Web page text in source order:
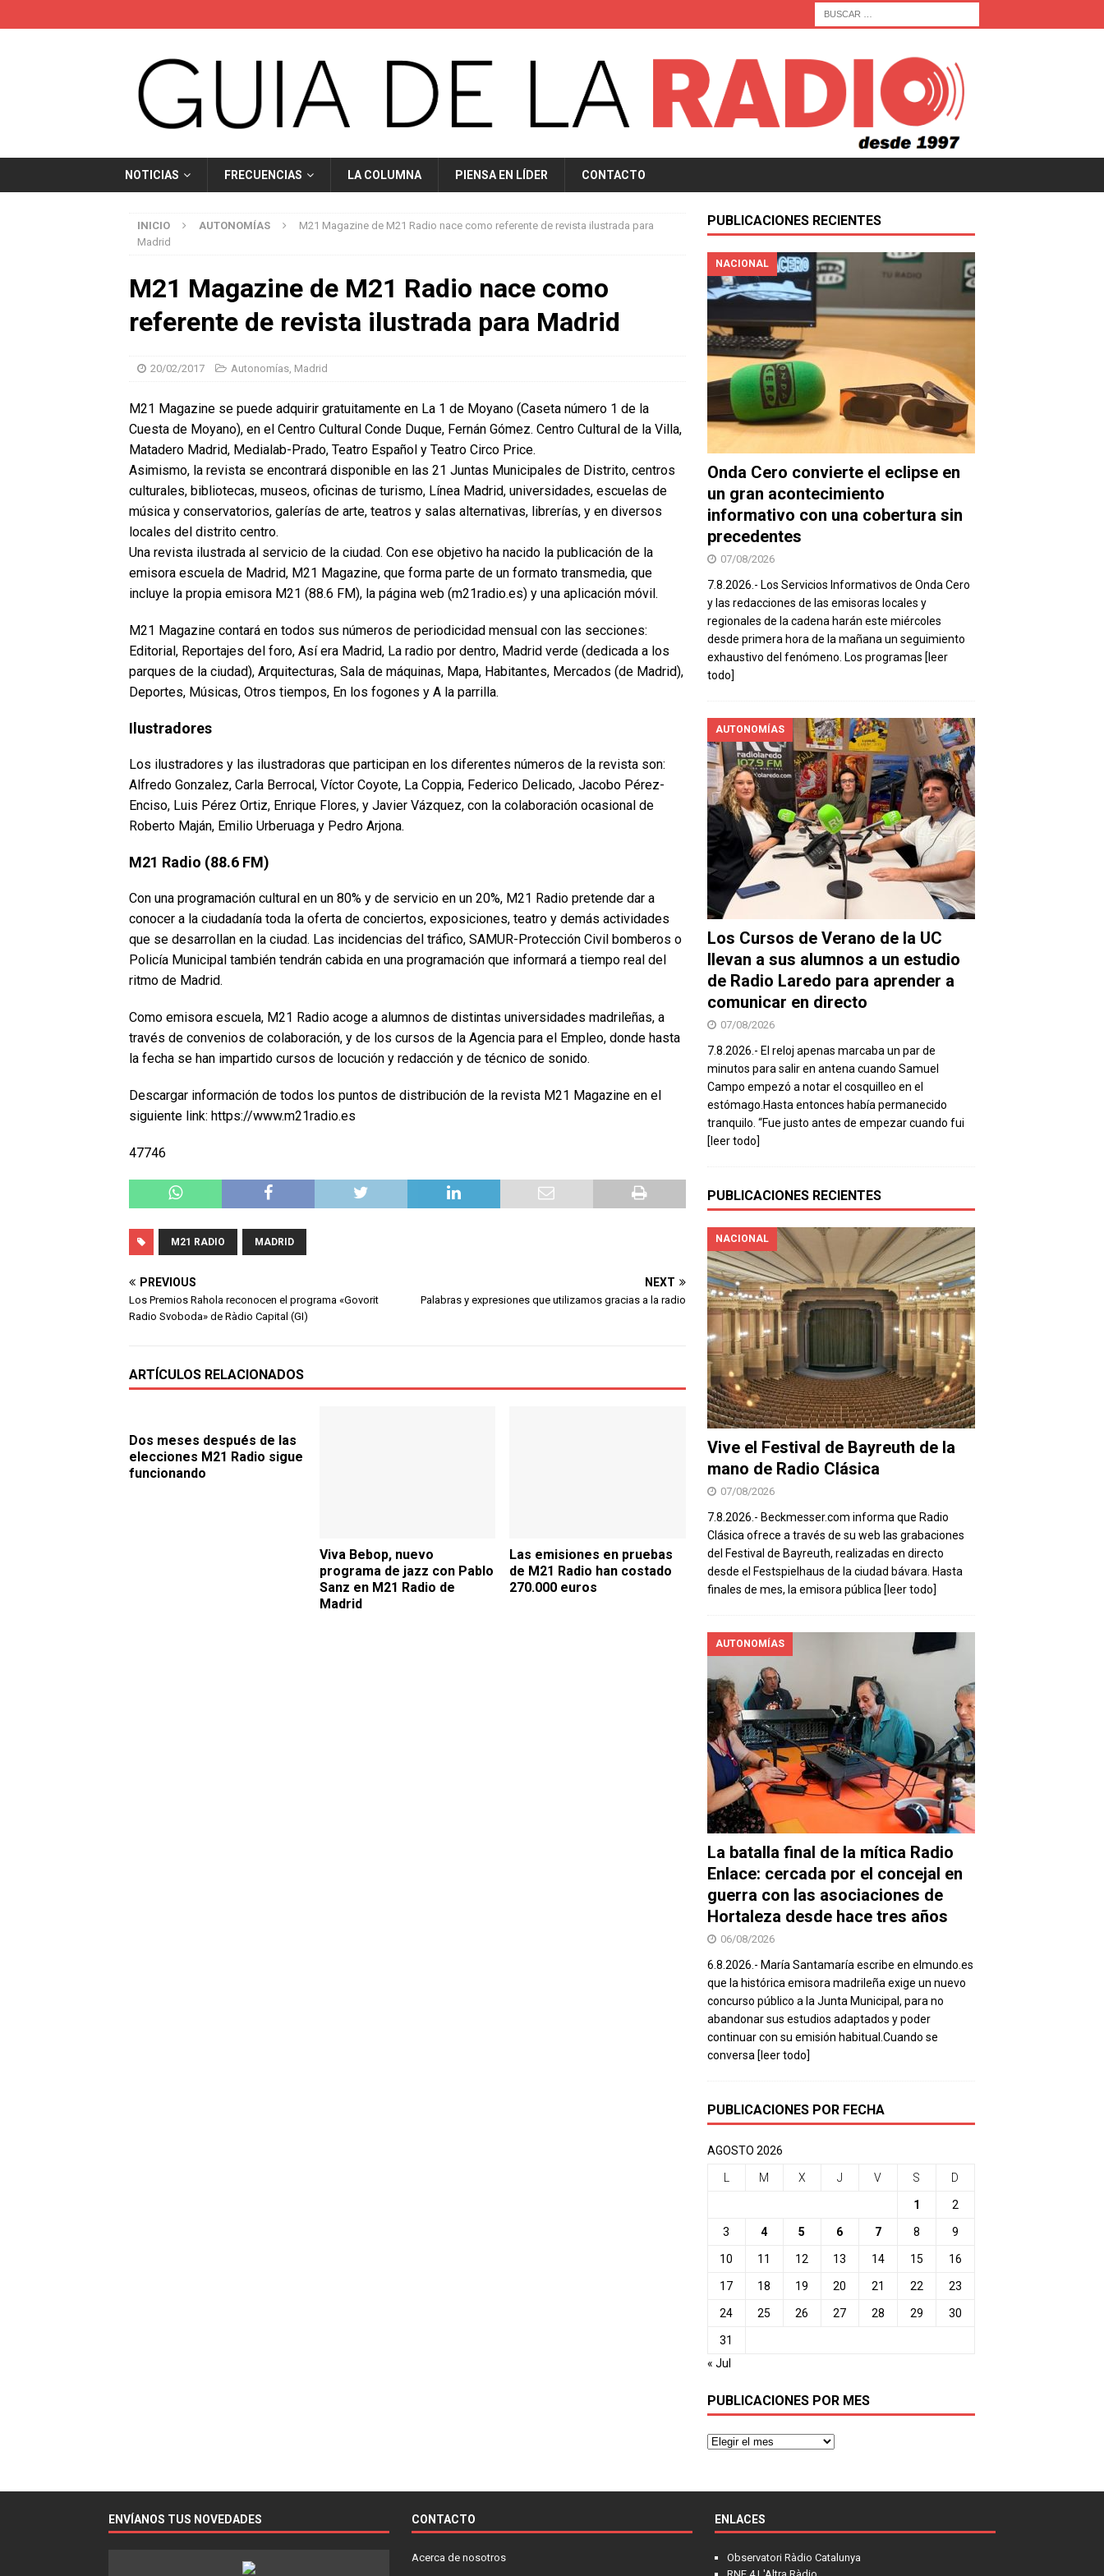
NOTICIAS FRECUENCIAS LA COLUMNA PIENSA EN LÍDER CONTACTO
INICIO AUTONOMÍAS
M21 Magazine de M21 Radio nace como referente de revista ilustrada para
Madrid
M21 Magazine de M21 Radio nace como
referente de revista ilustrada para Madrid
20/02/2017 Autonomías Madrid
M21 Magazine se puede adquirir gratuitamente en La 1 de Moyano (Caseta número 1 de la
Cuesta de Moyano), en el Centro Cultural Conde Duque, Fernán Gómez. Centro Cultural de la Villa,
Matadero Madrid, Medialab-Prado, Teatro Español y Teatro Circo Price.
Asimismo, la revista se encontrará disponible en las 21 Juntas Municipales de Distrito, centros
culturales, bibliotecas, museos, oficinas de turismo, Línea Madrid, universidades, escuelas de
música y conservatorios, galerías de arte, teatros y salas alternativas, librerías, y en diversos
locales del distrito centro.
Una revista ilustrada al servicio de la ciudad. Con ese objetivo ha nacido la publicación de la
emisora escuela de Madrid, M21 Magazine, que forma parte de un formato transmedia, que
incluye la propia emisora M21 (88.6 FM), la página web (m21radio.es) y una aplicación móvil.
M21 Magazine contará en todos sus números de periodicidad mensual con las secciones:
Editorial, Reportajes del foro, Así era Madrid, La radio por dentro, Madrid verde (dedicada a los
parques de la ciudad), Arquitecturas, Sala de máquinas, Mapa, Habitantes, Mercados (de Madrid),
Deportes, Músicas, Otros tiempos, En los fogones y A la parrilla.
Ilustradores
Los ilustradores y las ilustradoras que participan en los diferentes números de la revista son:
Alfredo Gonzalez, Carla Berrocal, Víctor Coyote, La Coppia, Federico Delicado, Jacobo Pérez-
Enciso, Luis Pérez Ortiz, Enrique Flores, y Javier Vázquez, con la colaboración ocasional de
Roberto Maján, Emilio Urberuaga y Pedro Arjona.
M21 Radio (88.6 FM)
Con una programación cultural en un 80% y de servicio en un 20%, M21 Radio pretende dar a
conocer a la ciudadanía toda la oferta de conciertos, exposiciones, teatro y demás actividades
que se desarrollan en la ciudad. Las incidencias del tráfico, SAMUR-Protección Civil bomberos o
Policía Municipal también tendrán cabida en una programación que informará a tiempo real del
ritmo de Madrid.
Como emisora escuela, M21 Radio acoge a alumnos de distintas universidades madrileñas, a
través de convenios de colaboración, y de los cursos de la Agencia para el Empleo, donde hasta
la fecha se han impartido cursos de locución y redacción y de técnico de sonido.
Descargar información de todos los puntos de distribución de la revista M21 Magazine en el
siguiente link: https://www.m21radio.es
47746
M21 RADIO MADRID
PREVIOUS
Los Premios Rahola reconocen el programa «Govorit
Radio Svoboda» de Ràdio Capital (GI)
NEXT
Palabras y expresiones que utilizamos gracias a la radio
ARTÍCULOS RELACIONADOS
Dos meses después de las
elecciones M21 Radio sigue
funcionando
Viva Bebop, nuevo
programa de jazz con Pablo
Sanz en M21 Radio de
Madrid
Las emisiones en pruebas
de M21 Radio han costado
270.000 euros
PUBLICACIONES RECIENTES
NACIONAL
Onda Cero convierte el eclipse en
un gran acontecimiento
informativo con una cobertura sin
precedentes
07/08/2026
7.8.2026.- Los Servicios Informativos de Onda Cero
y las redacciones de las emisoras locales y
regionales de la cadena harán este miércoles
desde primera hora de la mañana un seguimiento
exhaustivo del fenómeno. Los programas [leer
todo]
AUTONOMÍAS
Los Cursos de Verano de la UC
llevan a sus alumnos a un estudio
de Radio Laredo para aprender a
comunicar en directo
07/08/2026
7.8.2026.- El reloj apenas marcaba un par de
minutos para salir en antena cuando Samuel
Campo empezó a notar el cosquilleo en el
estómago.Hasta entonces había permanecido
tranquilo. “Fue justo antes de empezar cuando fui
[leer todo]
PUBLICACIONES RECIENTES
NACIONAL
Vive el Festival de Bayreuth de la
mano de Radio Clásica
07/08/2026
7.8.2026.- Beckmesser.com informa que Radio
Clásica ofrece a través de su web las grabaciones
del Festival de Bayreuth, realizadas en directo
desde el Festspielhaus de la ciudad bávara. Hasta
finales de mes, la emisora pública [leer todo]
AUTONOMÍAS
La batalla final de la mítica Radio
Enlace: cercada por el concejal en
guerra con las asociaciones de
Hortaleza desde hace tres años
06/08/2026
6.8.2026.- María Santamaría escribe en elmundo.es
que la histórica emisora madrileña exige un nuevo
concurso público a la Junta Municipal, para no
abandonar sus estudios adaptados y poder
continuar con su emisión habitual.Cuando se
conversa [leer todo]
PUBLICACIONES POR FECHA
AGOSTO 2026
L M X J V S D
1 2
3 4 5 6 7 8 9
10 11 12 13 14 15 16
17 18 19 20 21 22 23
24 25 26 27 28 29 30
31
« Jul
PUBLICACIONES POR MES
ENVÍANOS TUS NOVEDADES CONTACTO
Acerca de nosotros
ENLACES
Observatori Ràdio Catalunya